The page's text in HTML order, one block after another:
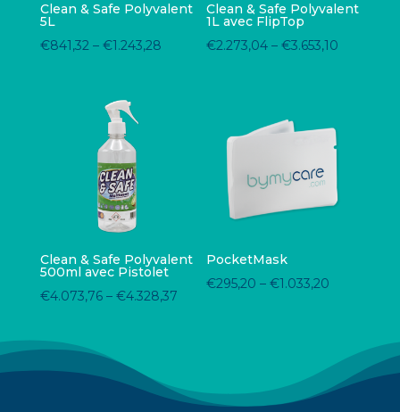
Clean & Safe Polyvalent
5L
€841,32– €1.243,28
Clean & Safe Polyvalent
1L avec FlipTop
€2.273,04 –€3.653,10
Clean & Safe Polyvalent
500ml avec Pistolet
€4.073,76– €4.328,37
PocketMask
€295,20 –€1.033,20